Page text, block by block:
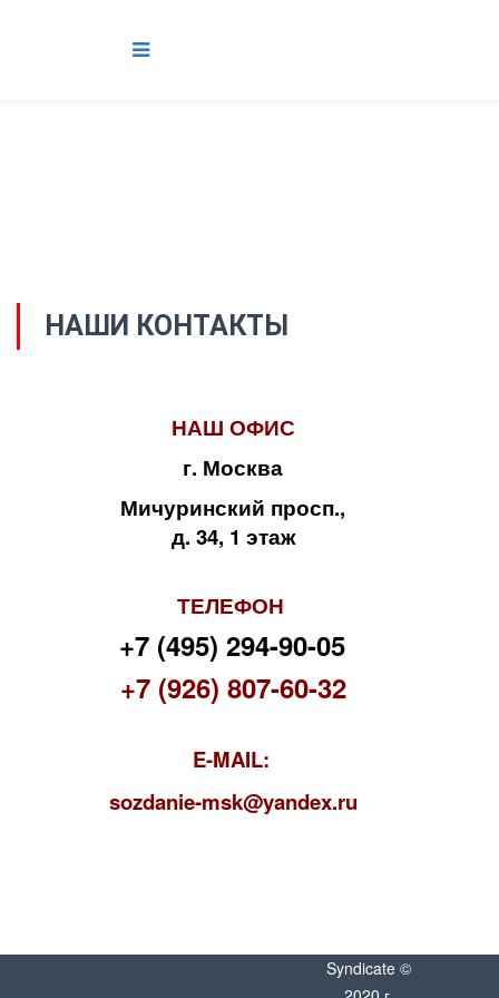
НАШИ КОНТАКТЫ
НАШ ОФИС
г. Москва
Мичуринский просп.,
д. 34, 1 этаж
ТЕЛЕФОН
+7 (495) 294-90-05
+7 (926) 807-60-32
E-MAIL:
sozdanie-msk@yandex.ru
Syndicate ©